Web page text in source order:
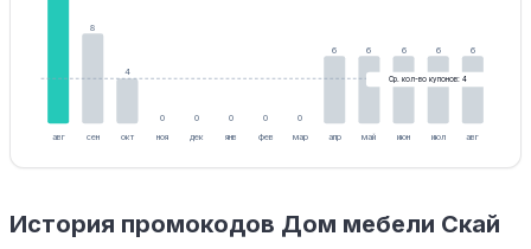
авг
8
сен
4
окт
0
ноя
0
дек
0
янв
0
фев
0
мар
6
апр
6
май
6
июн
6
июл
6
авг
Ср. кол-во купонов: 4
История промокодов Дом мебели Скай